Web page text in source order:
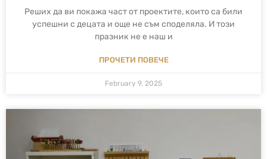
Реших да ви покажа част от проектите, които са били
успешни с децата и още не съм споделяла. И този
празник не е наш и
ПРОЧЕТИ ПОВЕЧЕ
February 9, 2025